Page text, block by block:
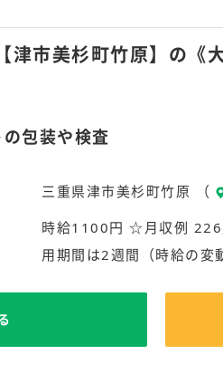
市美杉町竹原】の《
包装や検査
三重県津市美杉町竹原 （
時給1100円 ☆月収例
用期間は2週間（時給の